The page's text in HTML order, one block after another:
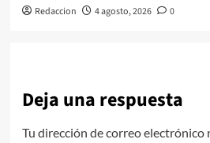
Redaccion 4 agosto, 2026 0
Deja una respuesta
Tu dirección de correo electrónico